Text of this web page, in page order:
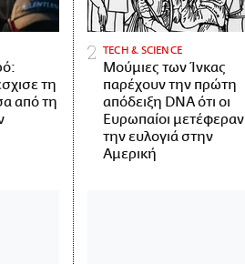
τη
από τη
ΤECH & SCIENCE
Μούμιες των Ίνκας
παρέχουν την πρώτη
απόδειξη DNA ότι οι
Ευρωπαίοι μετέφεραν
την ευλογιά στην
Αμερική